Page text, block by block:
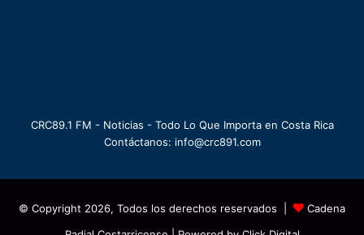
CRC89.1 FM - Noticias - Todo Lo Que Importa en Costa Rica
Contáctanos: info@crc891.com
© Copyright 2026, Todos los derechos reservados |
Cadena